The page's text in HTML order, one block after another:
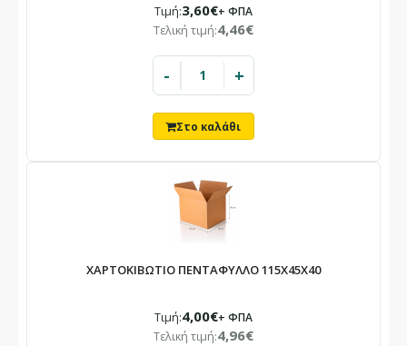
Τιμή:3,60€+ ΦΠΑ
Τελική τιμή:4,46€
- +
ΧΑΡΤΟΚΙΒΩΤΙΟ ΠΕΝΤΑΦΥΛΛΟ 115X45X40
Τιμή:4,00€+ ΦΠΑ
Τελική τιμή:4,96€